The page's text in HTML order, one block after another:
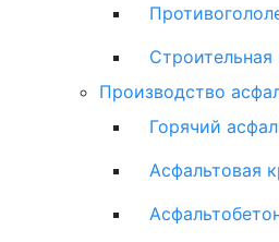
Строительная
Производство
Горячий
Асфальтовая